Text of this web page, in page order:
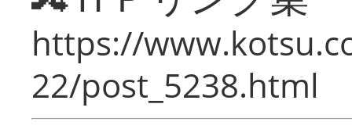
https://
22/post_5238.html